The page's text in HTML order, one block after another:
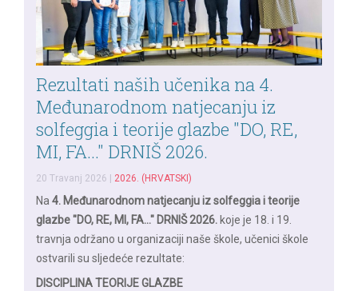
Rezultati naših učenika na 4.
Međunarodnom natjecanju iz
solfeggia i teorije glazbe "DO, RE,
MI, FA..." DRNIŠ 2026.
20 Travanj 2026 2026. (HRVATSKI)
Na4. Međunarodnom natjecanju iz solfeggia i teorije
glazbe "DO, RE, MI, FA..." DRNIŠ 2026. koje je 18. i 19.
travnja održano u organizaciji naše škole, učenici škole
ostvarili su sljedeće rezultate:
DISCIPLINA TEORIJE GLAZBE